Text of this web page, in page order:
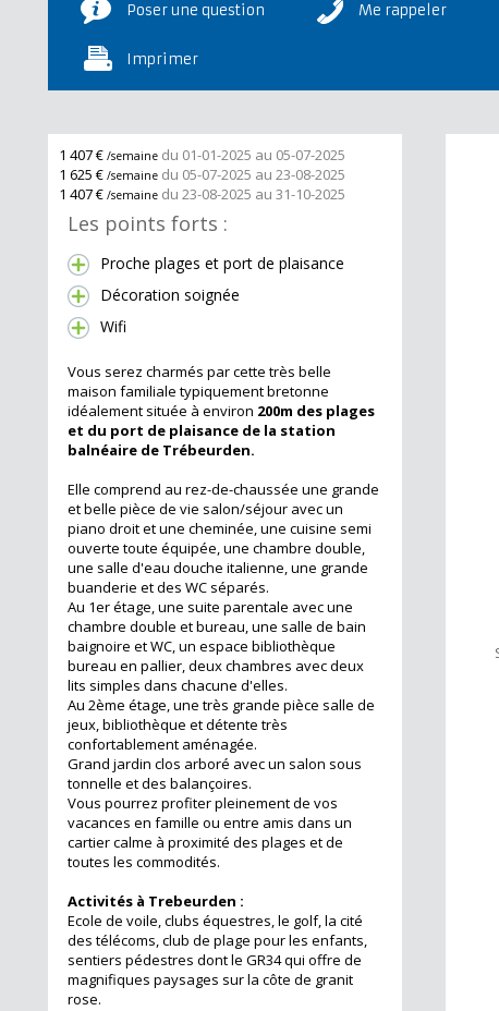
Poser une question Me rappeler
Imprimer
1 407 € /semaine du 01-01-2025 au 05-07-2025
1 625 € /semaine du 05-07-2025 au 23-08-2025
1 407 € /semaine du 23-08-2025 au 31-10-2025
Les points forts :
Proche plages et port de plaisance
Décoration soignée
Wifi
Vous serez charmés par cette très belle
maison familiale typiquement bretonne
idéalement située à environ 200m des plages
et du port de plaisance de la station
balnéaire de Trébeurden.
Elle comprend au rez-de-chaussée une grande
et belle pièce de vie salon/séjour avec un
piano droit et une cheminée, une cuisine semi
ouverte toute équipée, une chambre double,
une salle d'eau douche italienne, une grande
buanderie et des WC séparés.
Au 1er étage, une suite parentale avec une
chambre double et bureau, une salle de bain
baignoire et WC, un espace bibliothèque
bureau en pallier, deux chambres avec deux
lits simples dans chacune d'elles.
Au 2ème étage, une très grande pièce salle de
jeux, bibliothèque et détente très
confortablement aménagée.
Grand jardin clos arboré avec un salon sous
tonnelle et des balançoires.
Vous pourrez profiter pleinement de vos
vacances en famille ou entre amis dans un
cartier calme à proximité des plages et de
toutes les commodités.
Activités à Trebeurden :
Ecole de voile, clubs équestres, le golf, la cité
des télécoms, club de plage pour les enfants,
sentiers pédestres dont le GR34 qui offre de
magnifiques paysages sur la côte de granit
rose.